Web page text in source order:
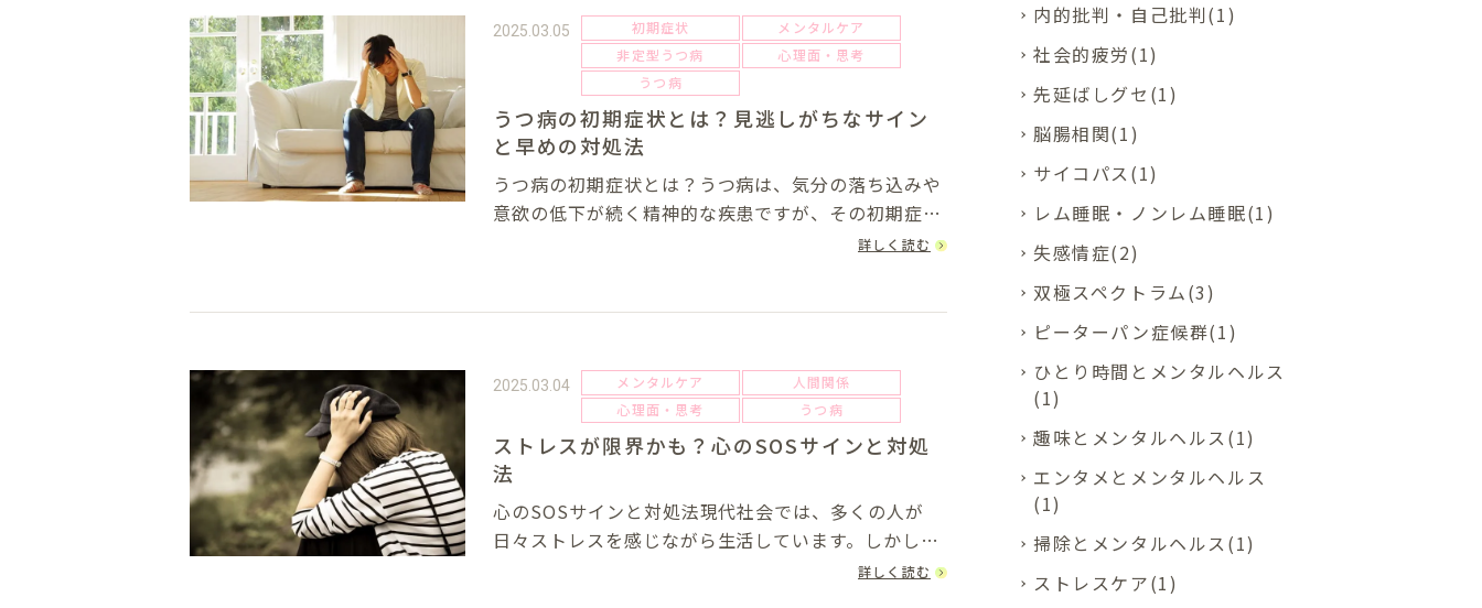
2025.03.05 初期症状
メンタルケア
非定型うつ病
心理面・思考
うつ病
うつ病の初期症状とは？見逃しがちなサイン
と早めの対処法
うつ病の初期症状とは？うつ病は、気分の落ち込みや
意欲の低下が続く精神的な疾患ですが、その初期症状
は分かりにくく、気づかないまま悪化してしまうこと
詳しく読む
2025.03.04 メンタルケア
人間関係
心理面・思考
うつ病
ストレスが限界かも？心のSOSサインと対処
法
心のSOSサインと対処法現代社会では、多くの人が
日々ストレスを感じながら生活しています。しかし、
ストレスが過度に蓄積されると、心や体にさまざまな
詳しく読む
内的批判・自己批判(1)
社会的疲労(1)
先延ばしグセ(1)
脳腸相関(1)
サイコパス(1)
レム睡眠・ノンレム睡眠(1)
失感情症(2)
双極スペクトラム(3)
ピーターパン症候群(1)
ひとり時間とメンタルヘルス
(1)
趣味とメンタルヘルス(1)
エンタメとメンタルヘルス
(1)
掃除とメンタルヘルス(1)
ストレスケア(1)